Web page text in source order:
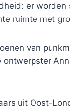
er
ruimte met
van
uit Oost-